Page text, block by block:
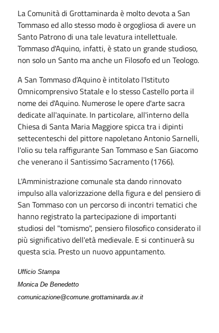
La Comunità di Grottaminarda è molto devota a San
Tommaso ed allo stesso modo è orgogliosa di avere un
Santo Patrono di una tale levatura intellettuale.
Tommaso d'Aquino, infatti, è stato un grande studioso,
non solo un Santo ma anche un Filosofo ed un Teologo.
A San Tommaso d’Aquino è intitolato l'Istituto
Omnicomprensivo Statale e lo stesso Castello porta il
nome dei d'Aquino. Numerose le opere d'arte sacra
dedicate all'aquinate. In particolare, all'interno della
Chiesa di Santa Maria Maggiore spicca tra i dipinti
settecenteschi del pittore napoletano Antonio Sarnelli,
l'olio su tela raffigurante San Tommaso e San Giacomo
che venerano il Santissimo Sacramento (1766).
L'Amministrazione comunale sta dando rinnovato
impulso alla valorizzazione della figura e del pensiero di
San Tommaso con un percorso di incontri tematici che
hanno registrato la partecipazione di importanti
studiosi del "tomismo", pensiero filosofico considerato il
più significativo dell'età medievale. E si continuerà su
questa scia. Presto un nuovo appuntamento.
Ufficio Stampa
Monica De Benedetto
comunicazione@comune.grottaminarda.av.it